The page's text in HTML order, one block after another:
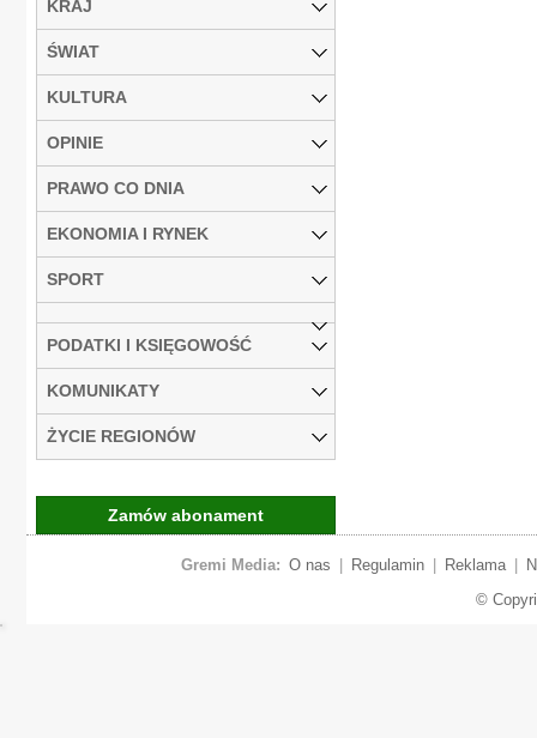
KRAJ
ŚWIAT
KULTURA
OPINIE
PRAWO CO DNIA
EKONOMIA I RYNEK
SPORT
PODATKI I KSIĘGOWOŚĆ
KOMUNIKATY
ŻYCIE REGIONÓW
Zamów abonament
Gremi Media: O nas Regulamin Reklama
©